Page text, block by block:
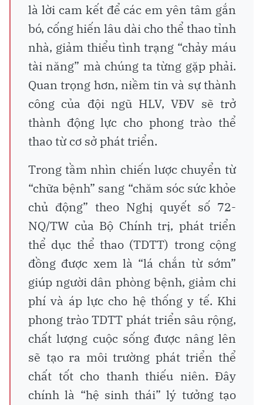
là lời cam kết để các em yên tâm gắn
bó, cống hiến lâu dài cho thể thao tỉnh
nhà, giảm thiểu tình trạng “chảy máu
tài năng” mà chúng ta từng gặp phải.
Quan trọng hơn, niềm tin và sự thành
công của đội ngũ HLV, VĐV sẽ trở
thành động lực cho phong trào thể
thao từ cơ sở phát triển.
Trong tầm nhìn chiến lược chuyển từ
“chữa bệnh” sang “chăm sóc sức khỏe
chủ động” theo Nghị quyết số 72-
NQ/TW của Bộ Chính trị, phát triển
thể dục thể thao (TDTT) trong cộng
đồng được xem là “lá chắn từ sớm”
giúp người dân phòng bệnh, giảm chi
phí và áp lực cho hệ thống y tế. Khi
phong trào TDTT phát triển sâu rộng,
chất lượng cuộc sống được nâng lên
sẽ tạo ra môi trường phát triển thể
chất tốt cho thanh thiếu niên. Đây
chính là “hệ sinh thái” lý tưởng tạo